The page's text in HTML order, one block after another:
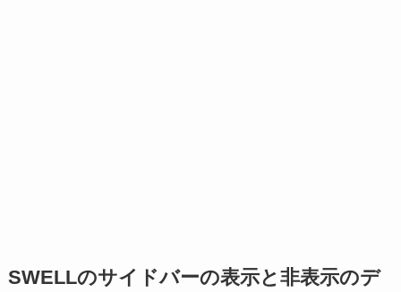
SWELLのサイドバーの表示と非表示のデ